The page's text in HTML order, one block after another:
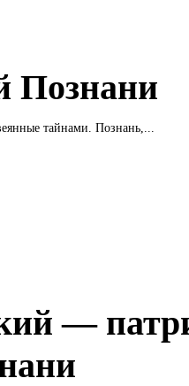
Познани
тайнами. Познань,...
—